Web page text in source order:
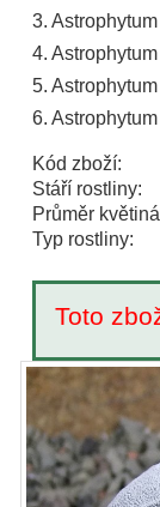
3.
4.
5.
6.
Kód zboží:
Stáří rostliny:
Průměr
Typ rostliny:
Toto